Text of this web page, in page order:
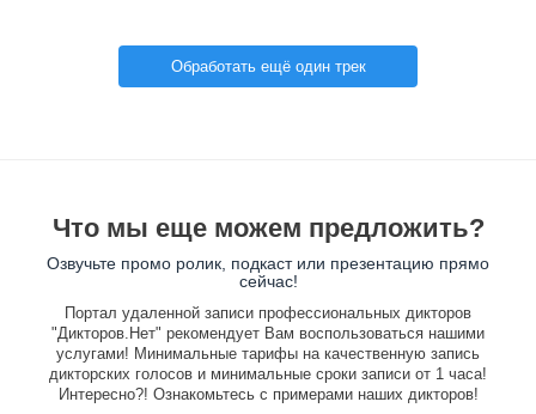
Обработать ещё один трек
Что мы еще можем предложить?
Озвучьте промо ролик, подкаст или презентацию прямо
сейчас!
Портал удаленной записи профессиональных дикторов
"Дикторов.Нет" рекомендует Вам воспользоваться нашими
услугами! Минимальные тарифы на качественную запись
дикторских голосов и минимальные сроки записи от 1 часа!
Интересно?! Ознакомьтесь с примерами наших дикторов!